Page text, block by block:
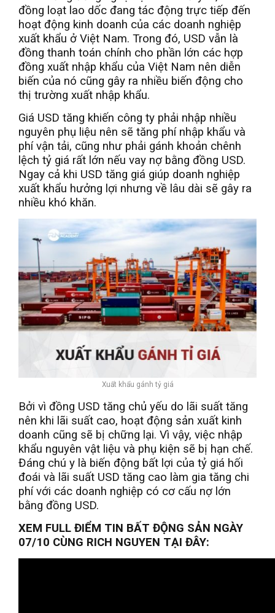
đồng loạt lao dốc đang tác động trực tiếp đến
hoạt động kinh doanh của các doanh nghiệp
xuất khẩu ở Việt Nam. Trong đó, USD vẫn là
đồng thanh toán chính cho phần lớn các hợp
đồng xuất nhập khẩu của Việt Nam nên diễn
biến của nó cũng gây ra nhiều biến động cho
thị trường xuất nhập khẩu.
Giá USD tăng khiến công ty phải nhập nhiều
nguyên phụ liệu nên sẽ tăng phí nhập khẩu và
phí vận tải, cũng như phải gánh khoản chênh
lệch tỷ giá rất lớn nếu vay nợ bằng đồng USD.
Ngay cả khi USD tăng giá giúp doanh nghiệp
xuất khẩu hưởng lợi nhưng về lâu dài sẽ gây ra
nhiều khó khăn.
Xuất khẩu gánh tỷ giá
Bởi vì đồng USD tăng chủ yếu do lãi suất tăng
nên khi lãi suất cao, hoạt động sản xuất kinh
doanh cũng sẽ bị chững lại. Vì vậy, việc nhập
khẩu nguyên vật liệu và phụ kiện sẽ bị hạn chế.
Đáng chú y là biến động bất lợi của tỷ giá hối
đoái và lãi suất USD tăng cao làm gia tăng chi
phí với các doanh nghiệp có cơ cấu nợ lớn
bằng đồng USD.
XEM FULL ĐIỂM TIN BẤT ĐỘNG SẢN NGÀY
07/10 CÙNG RICH NGUYEN TẠI ĐÂY: